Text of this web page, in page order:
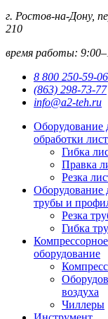
г. Ростов-на-Дону,
210
время работы:
8 800 250-59-06
(863) 298-73-77
info@a2-teh.ru
Оборудование
обработки
Гибка
Правка
Резка
Оборудование
трубы и
Резка
Гибка
Компрессорное
оборудование
воздуха
Чиллеры